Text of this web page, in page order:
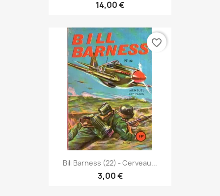
14,00 €
Bill Barness (22) - Cerveau...
3,00 €
favorite_border